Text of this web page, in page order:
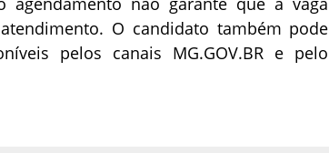
O candidato também pode
pelos canais MG.GOV.BR e pelo